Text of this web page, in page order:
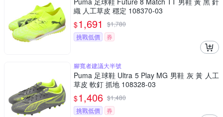
織 人工草皮 穩定 108370-03
$1,691 $1,780
挑戰低價
券
腳寬者建議大半號
Puma 足球鞋 Ultra 5 Play MG 男鞋 灰 黃 人工
草皮 軟釘 抓地 108328-03
$1,406 $1,480
挑戰低價
券